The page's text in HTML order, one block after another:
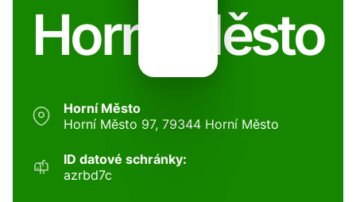
Horní Město
Horní Město
Horní Město 97, 79344 Horní Město
ID datové schránky:
azrbd7c